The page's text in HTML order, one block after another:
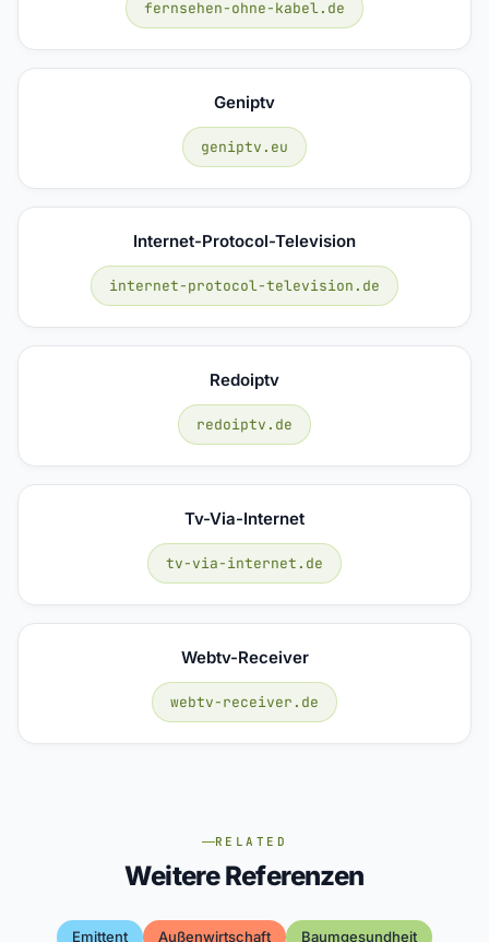
fernsehen-ohne-kabel.de
Geniptv
geniptv.eu
Internet-Protocol-Television
internet-protocol-television.de
Redoiptv
redoiptv.de
Tv-Via-Internet
tv-via-internet.de
Webtv-Receiver
webtv-receiver.de
RELATED
Weitere Referenzen
Emittent Außenwirtschaft Baumgesundheit